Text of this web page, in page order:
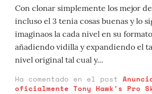
Con clonar simplemente los mejor
incluso el 3 tenia cosas buenas y lo
imaginaos la cada nivel en su
añadiendo vidilla y expandiendo el
nivel original tal cual y...
Ha comentado en el post
oficialmente Tony Hawk's Pro